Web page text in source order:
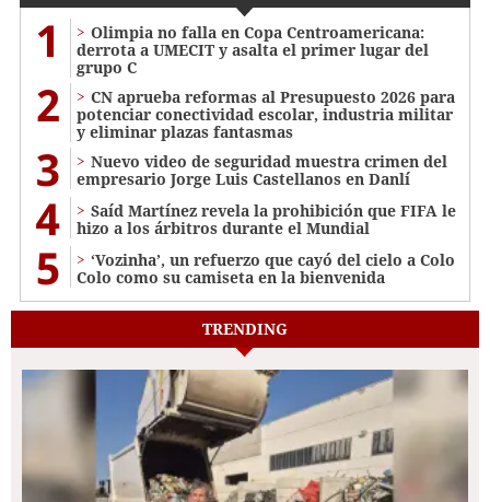
1
Olimpia no falla en Copa Centroamericana:
derrota a UMECIT y asalta el primer lugar del
grupo C
2
CN aprueba reformas al Presupuesto 2026 para
potenciar conectividad escolar, industria militar
y eliminar plazas fantasmas
3
Nuevo video de seguridad muestra crimen del
empresario Jorge Luis Castellanos en Danlí
4
Saíd Martínez revela la prohibición que FIFA le
hizo a los árbitros durante el Mundial
5
‘Vozinha’, un refuerzo que cayó del cielo a Colo
Colo como su camiseta en la bienvenida
TRENDING